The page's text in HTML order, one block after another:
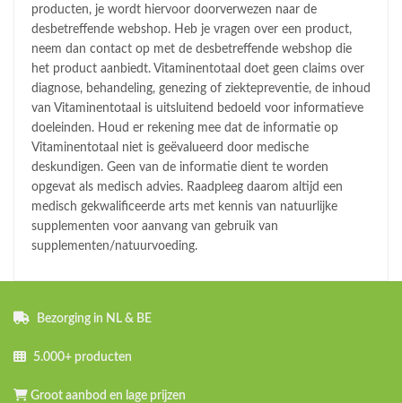
producten, je wordt hiervoor doorverwezen naar de
desbetreffende webshop. Heb je vragen over een product,
neem dan contact op met de desbetreffende webshop die
het product aanbiedt. Vitaminentotaal doet geen claims over
diagnose, behandeling, genezing of ziektepreventie, de inhoud
van Vitaminentotaal is uitsluitend bedoeld voor informatieve
doeleinden. Houd er rekening mee dat de informatie op
Vitaminentotaal niet is geëvalueerd door medische
deskundigen. Geen van de informatie dient te worden
opgevat als medisch advies. Raadpleeg daarom altijd een
medisch gekwalificeerde arts met kennis van natuurlijke
supplementen voor aanvang van gebruik van
supplementen/natuurvoeding.
Bezorging in NL & BE
5.000+ producten
Groot aanbod en lage prijzen